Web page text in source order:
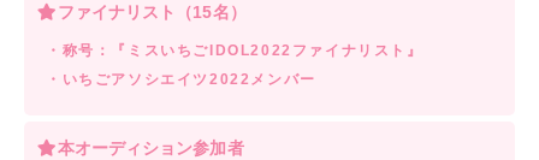
ファイナリスト（15名）
・称号：『ミスいちごIDOL2022ファイナリスト』
・いちごアソシエイツ2022メンバー
本オーディション参加者